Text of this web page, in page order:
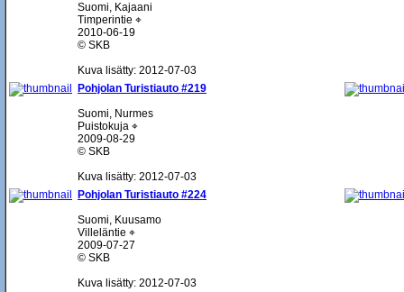
Suomi, Kajaani
Timperintie ⌖
2010-06-19
© SKB
Kuva lisätty: 2012-07-03
Pohjolan Turistiauto #219
Suomi, Nurmes
Puistokuja ⌖
2009-08-29
© SKB
Kuva lisätty: 2012-07-03
Pohjolan Turistiauto #224
Suomi, Kuusamo
Villeläntie ⌖
2009-07-27
© SKB
Kuva lisätty: 2012-07-03